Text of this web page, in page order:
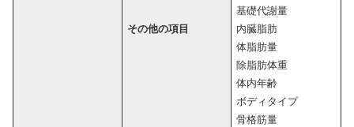
その他の項目
基礎代謝量
内臓脂肪
体脂肪量
除脂肪体重
体内年齢
ボディタイプ
骨格筋量